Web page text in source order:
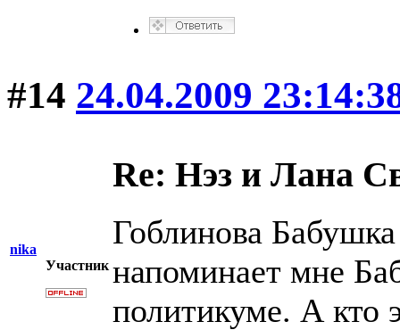
#14 24.04.2009
nika
Участник
Re: Нэз и Лана
Гоблинова
напоминает мне
политикуме. А кто